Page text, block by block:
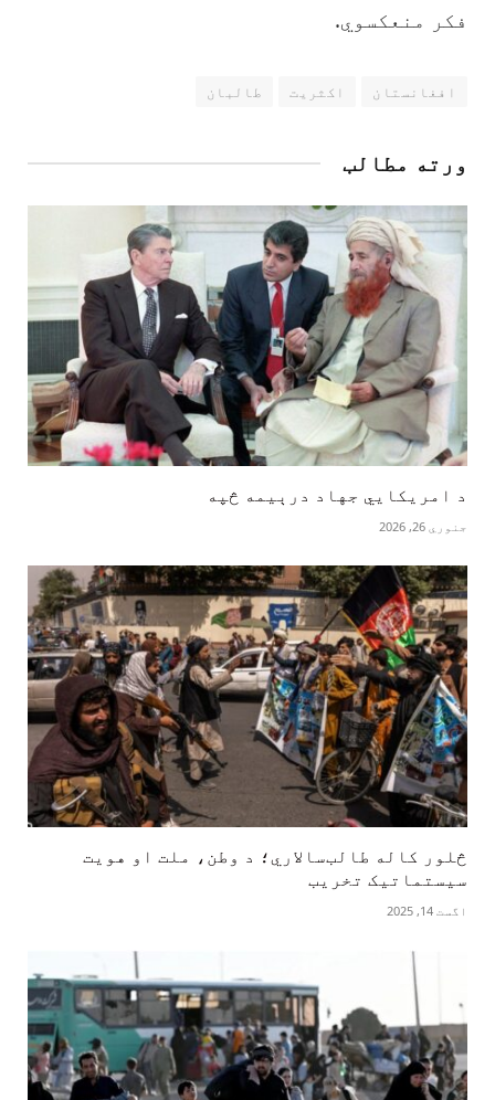
فکر منعکسوي.
افغانستان اکثریت طالبان
ورته مطالب
‏د امریکايي جهاد درېیمه څپه
جنوري 26, 2026
څلور کاله طالب‌سالاري؛ د وطن، ملت او هویت
سیستماتیک تخریب
اگست 14, 2025